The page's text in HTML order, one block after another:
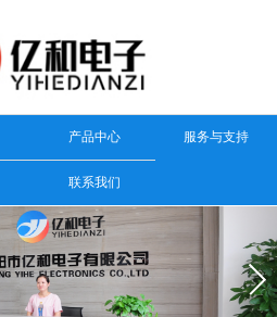
产品中心 服务与支持
联系我们